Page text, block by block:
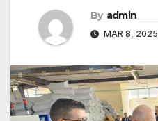
By admin
MAR 8, 2025